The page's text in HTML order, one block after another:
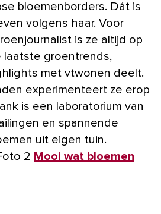
bloemenborders. Dát is
volgens haar. Voor
is ze altijd op
groentrends,
met vtwonen deelt.
experimenteert ze erop
is een laboratorium van
en spannende
uit eigen tuin.
2 Mooi wat bloemen